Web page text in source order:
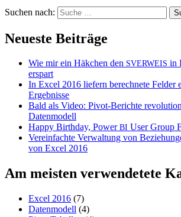
Suchen nach:
Neueste Beiträge
Wie mir ein Häkchen den SVERWEIS in
erspart
In Excel 2016 liefern berechnete Felder
Ergebnisse
Bald als Video: Pivot-Berichte
Datenmodell
Happy Birthday, PowerBI User Group
Vereinfachte Verwaltung von
von Excel 2016
Am meisten verwendetete
Excel 2016 (7)
Datenmodell (4)